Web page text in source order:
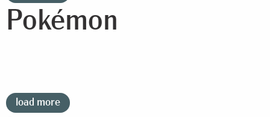
Pokémon
load more